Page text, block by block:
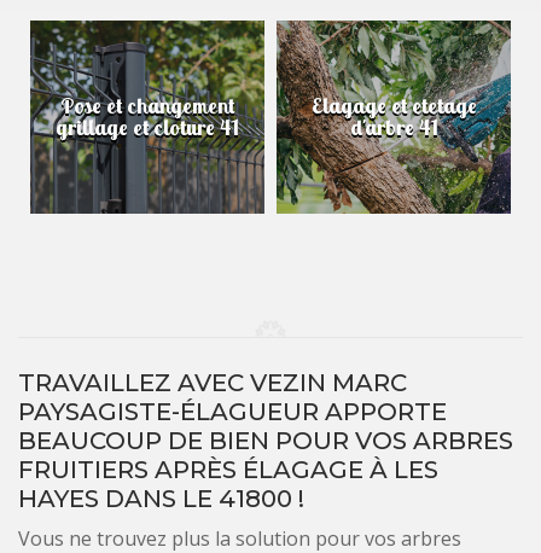
Pose et changement
grillage et cloture 41
Elagage et etetage
d'arbre 41
TRAVAILLEZ AVEC VEZIN MARC
PAYSAGISTE-ÉLAGUEUR APPORTE
BEAUCOUP DE BIEN POUR VOS ARBRES
FRUITIERS APRÈS ÉLAGAGE À LES
HAYES DANS LE 41800 !
Vous ne trouvez plus la solution pour vos arbres